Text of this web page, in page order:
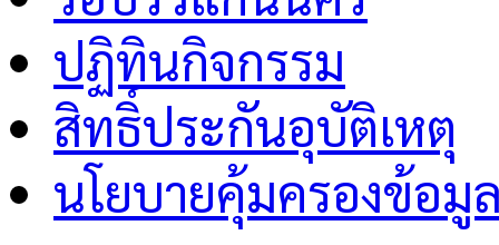
ปฏิทินกิจกรรม
สิทธิ์ประกันอุบัติเหตุ
นโยบายคุ้มครองข้อ